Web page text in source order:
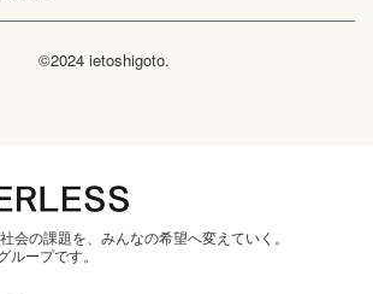
©2024 ietoshigoto.
会の課題を、みんなの希望へ変えていく。
ープです。